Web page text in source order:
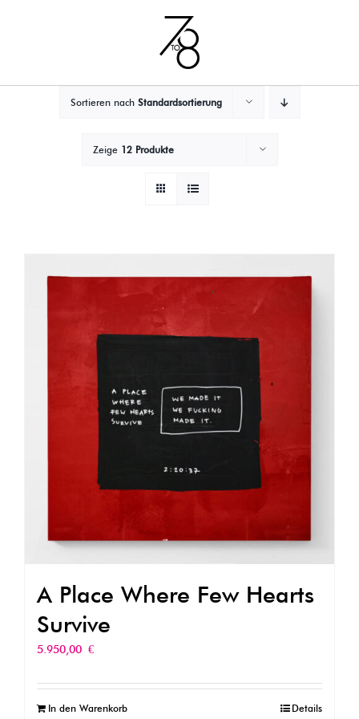
Sortieren nach Standardsortierung
Zeige 12 Produkte
A Place Where Few Hearts
Survive
5.950,00 €
In den Warenkorb Details